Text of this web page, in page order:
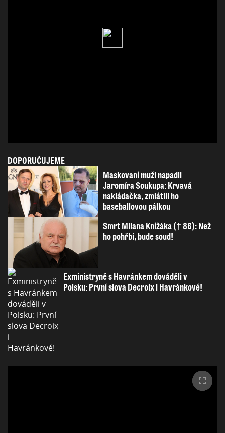
DOPORUČUJEME
Maskovaní muži napadli
Jaromíra Soukupa: Krvavá
nakládačka, zmlátili ho
baseballovou pálkou
Smrt Milana Knížáka († 86): Než
ho pohřbí, bude soud!
Exministryně s Havránkem dováděli v
Polsku: První slova Decroix i Havránkové!